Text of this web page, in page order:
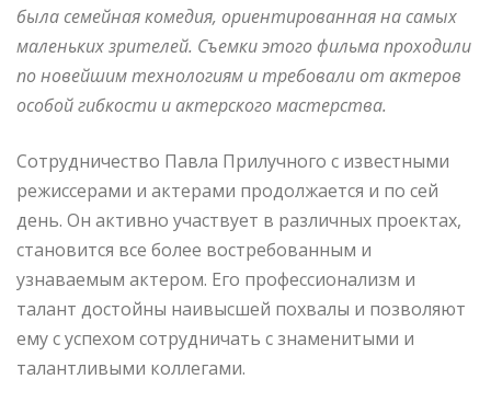
была семейная комедия, ориентированная на самых
маленьких зрителей. Съемки этого фильма проходили
по новейшим технологиям и требовали от актеров
особой гибкости и актерского мастерства.
Сотрудничество Павла Прилучного с известными
режиссерами и актерами продолжается и по сей
день. Он активно участвует в различных проектах,
становится все более востребованным и
узнаваемым актером. Его профессионализм и
талант достойны наивысшей похвалы и позволяют
ему с успехом сотрудничать с знаменитыми и
талантливыми коллегами.